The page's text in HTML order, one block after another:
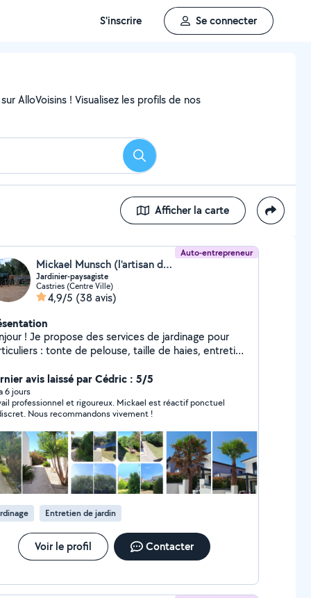
S'inscrire Se connecter
AlloVoisins ! Visualisez les profils de nos
Rechercher
Afficher la carte
Auto-entrepreneur
Mickael Munsch (l'artisan du vivant)
Jardinier-paysagiste
Castries (Centre Ville)
4,9/5 (38 avis)
! Je propose des services de jardinage pour
: tonte de pelouse, taille de haies, entretien
Je suis sérieux, ponctuel et je travaille avec soin.
ce soit pour un entretien régulier ou un coup de
ponctuel, je m'adapte à vos besoins. Si vous
quelqu'un de fiable pour votre jardin, je suis
pas à me contacter pour un devis
ou plus d'infos.
avis laissé par Cédric : 5/5
6 jours
professionnel et rigoureux. Mickael est réactif ponctuel
Nous recommandons vivement !
Entretien de jardin
Voir le profil Contacter